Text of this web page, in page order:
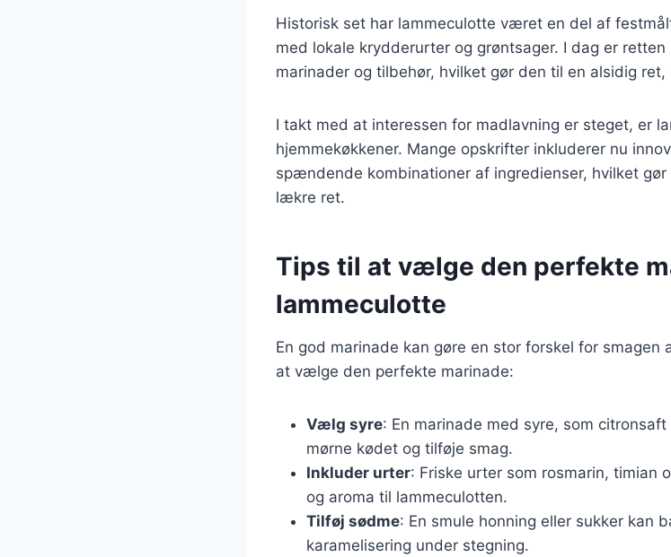
Historisk set har lammeculotte været en del af
med lokale krydderurter og grøntsager. I dag er
marinader og tilbehør, hvilket gør den til en alsidig
I takt med at interessen for madlavning er steget, er
hjemmekøkkener. Mange opskrifter inkluderer nu
spændende kombinationer af ingredienser, hvilket
lækre ret.
Tips til at vælge den perfekte
lammeculotte
En god marinade kan gøre en stor forskel for smagen
at vælge den perfekte marinade:
Vælg syre: En marinade med syre, som
mørne kødet og tilføje smag.
Inkluder urter: Friske urter som rosmarin, timian
og aroma til lammeculotten.
Tilføj sødme: En smule honning eller sukker kan
karamelisering under stegning.